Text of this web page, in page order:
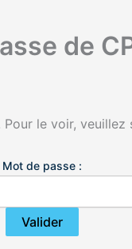
de
le voir,
Mot de passe :